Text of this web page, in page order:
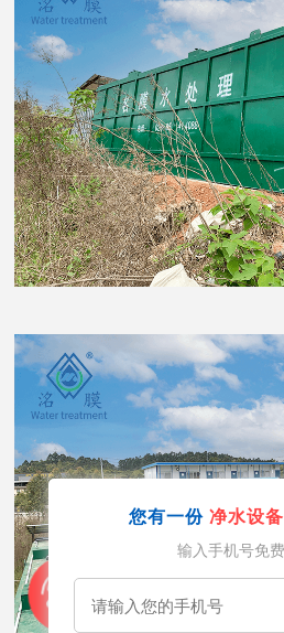
您有一份 净水设备
输入手机号免